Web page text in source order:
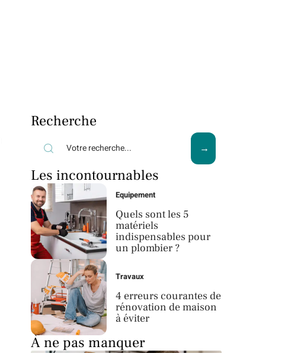
Recherche
Les incontournables
Equipement
Quels sont les 5
matériels
indispensables pour
un plombier ?
Travaux
4 erreurs courantes de
rénovation de maison
à éviter
À ne pas manquer